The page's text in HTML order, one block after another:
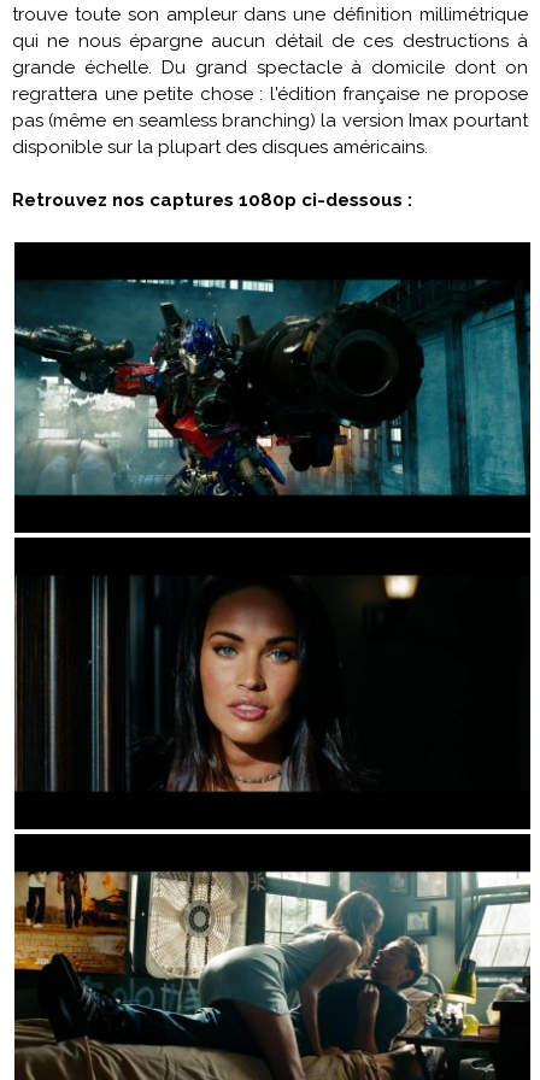
trouve toute son ampleur dans une définition millimétrique
qui ne nous épargne aucun détail de ces destructions à
grande échelle. Du grand spectacle à domicile dont on
regrattera une petite chose : l'édition française ne propose
pas (même en seamless branching) la version Imax pourtant
disponible sur la plupart des disques américains.
Retrouvez nos captures 1080p ci-dessous :